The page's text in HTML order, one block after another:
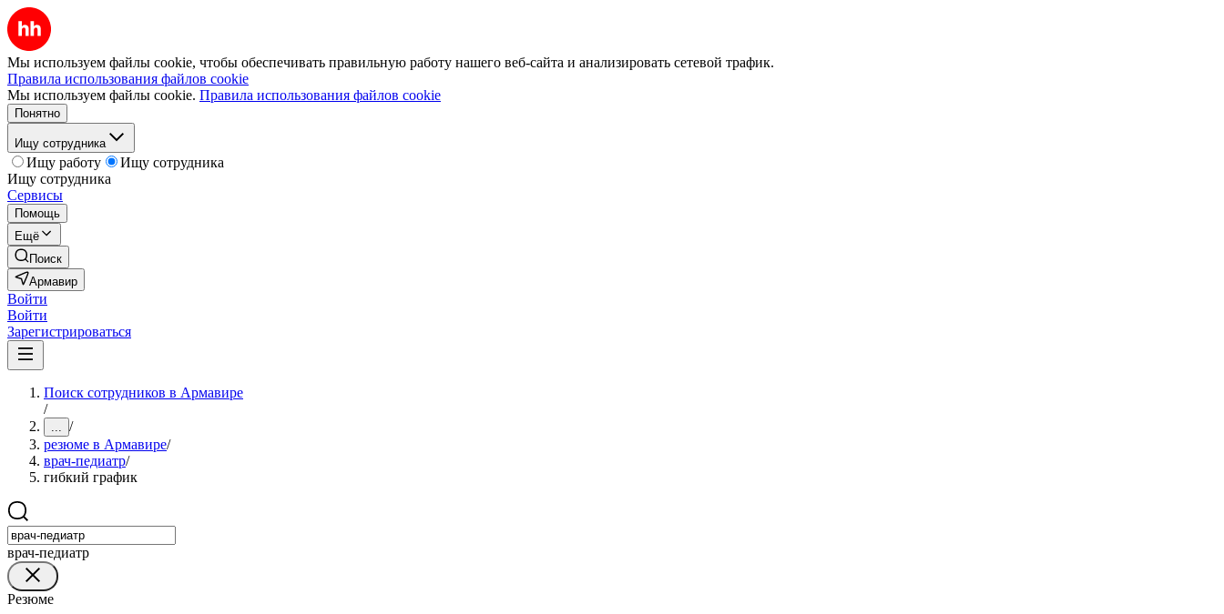
Мы используем файлы cookie, чтобы обеспечивать правильную работу нашего веб-сайта и анализировать сетевой трафик.
Правила использования файлов cookie
Мы используем файлы cookie. Правила использования файлов cookie
Понятно
Ищу сотрудника
Ищу работу
Ищу сотрудника
Ищу сотрудника
Сервисы
Помощь
Ещё
Поиск
Армавир
Войти
Войти
Зарегистрироваться
Поиск сотрудников в Армавире
/
... /
резюме в Армавире/
врач-педиатр/
гибкий график
врач-педиатр
Резюме